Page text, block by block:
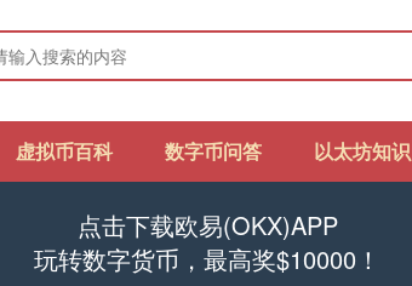
虚拟币百科 数字币问答 以太坊知识
点击下载欧易(OKX)APP
玩转数字货币，最高奖$10000！